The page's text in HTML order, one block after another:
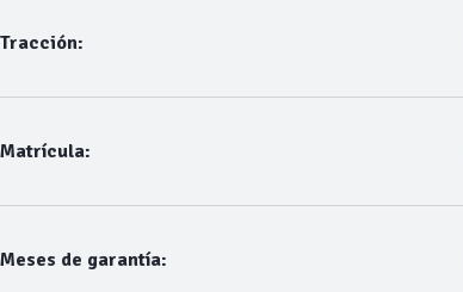
Tracción:
Matrícula:
Meses de garantía: